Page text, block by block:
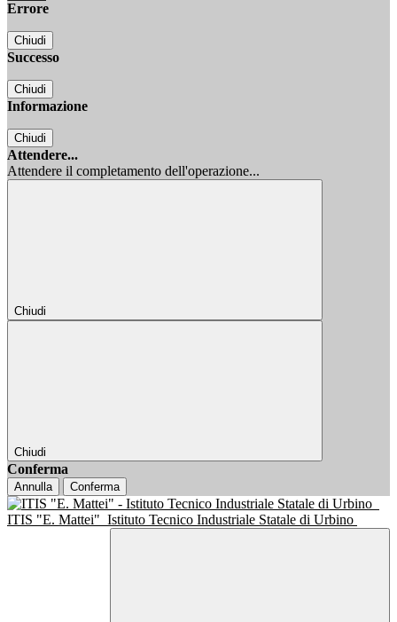
Errore
Chiudi
Successo
Chiudi
Informazione
Chiudi
Attendere...
Attendere il completamento dell'operazione...
Chiudi
Chiudi
Conferma
Annulla Conferma
ITIS "E. Mattei" Istituto Tecnico Industriale Statale di Urbino